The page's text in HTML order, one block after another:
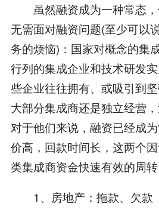
虽然融资成为一种常态，
无需面对融资问题(至少可以
务的烦恼)：国家对概念的集
行列的集成企业和技术研发
些企业往往拥有、或吸引到
大部分集成商还是独立经营
对于他们来说，融资已经成
价高，回款时间长，这两个
类集成商资金快速有效的周转
1、房地产：拖款、欠款